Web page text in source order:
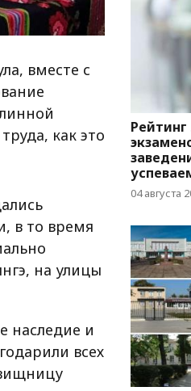
вместе с
как это
в то время
на улицы
наследие и
всех
04 августа